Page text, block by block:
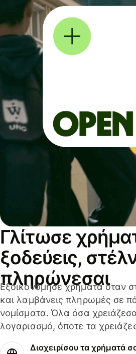
Γλίτωσε
ξοδεύεις,
πληρώνεσαι
Εξοικονόμησε χρήματα όταν
και λαμβάνεις πληρωμές σε
νομίσματα. Όλα όσα
λογαριασμό, όποτε τα
Διαχειρίσου τα χρήματά